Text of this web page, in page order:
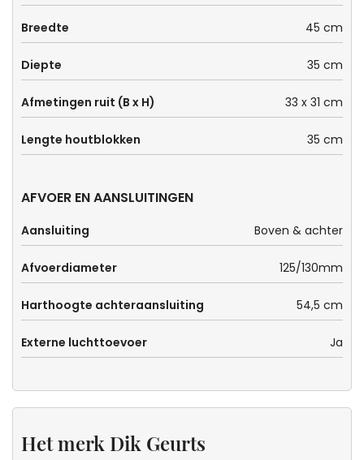
Breedte 45 cm
Diepte 35 cm
Afmetingen ruit (B x H) 33 x 31 cm
Lengte houtblokken 35 cm
AFVOER EN AANSLUITINGEN
Aansluiting Boven & achter
Afvoerdiameter 125/130mm
Harthoogte achteraansluiting 54,5 cm
Externe luchttoevoer Ja
Het merk Dik Geurts